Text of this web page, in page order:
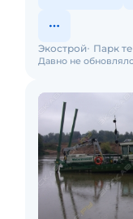
Давно не
Экострой Парк